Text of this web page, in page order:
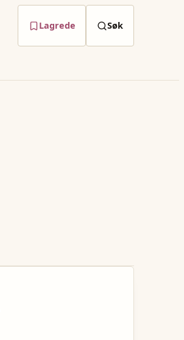
Lagrede Søk